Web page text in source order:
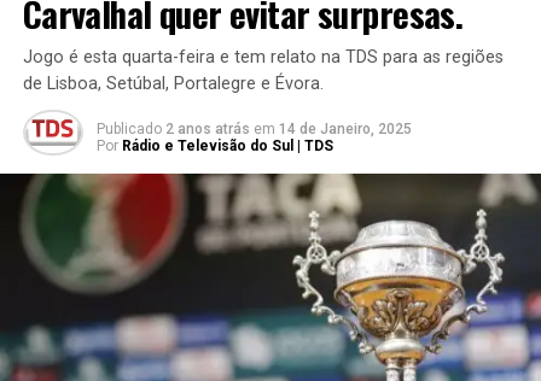
Carvalhal quer evitar surpresas.
Jogo é esta quarta-feira e tem relato na TDS para as regiões
de Lisboa, Setúbal, Portalegre e Évora.
Publicado 2 anos atrás em 14 de Janeiro, 2025
Por Rádio e Televisão do Sul | TDS